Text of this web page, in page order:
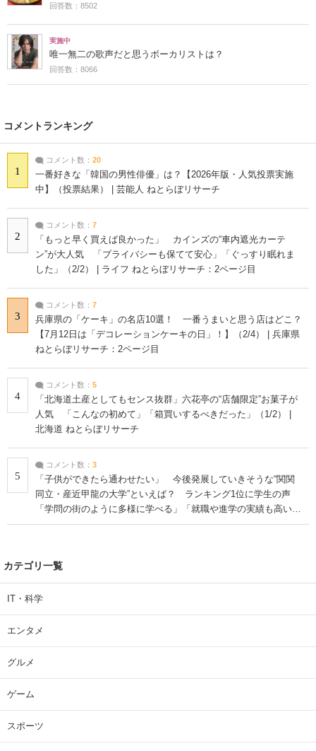
回答数：8502
実施中
唯一無二の歌声だと思うボーカリストは？
回答数：8066
コメントランキング
1
コメント数： 20
一番好きな「韓国の男性俳優」は？【2026年版・人気投票実施
中】（投票結果） | 芸能人 ねとらぼリサーチ
2
コメント数： 7
「もっと早く買えば良かった」 カインズの“車内遮光カーテ
ン”が大人気 「プライバシーも保てて安心」「ぐっすり眠れま
した」（2/2） | ライフ ねとらぼリサーチ：2ページ目
3
コメント数： 7
兵庫県の「ケーキ」の名店10選！ 一番うまいと思う店はどこ？
【7月12日は「デコレーションケーキの日」！】（2/4） | 兵庫県
ねとらぼリサーチ：2ページ目
4
コメント数： 5
「北海道土産としてもセンス抜群」六花亭の“店舗限定”お菓子が
人気 「こんなの初めて」「箱買いするべきだった」（1/2） |
北海道 ねとらぼリサーチ
5
コメント数： 3
「子供ができたら通わせたい」 今後発展していきそうな“関関
同立・産近甲龍の大学”といえば？ ランキング1位に学生の声
「学問の街のように多様に学べる」「就職や進学の実績も高い」
| 大学 ねとらぼリサーチ
カテゴリ一覧
IT・科学
エンタメ
グルメ
ゲーム
スポーツ